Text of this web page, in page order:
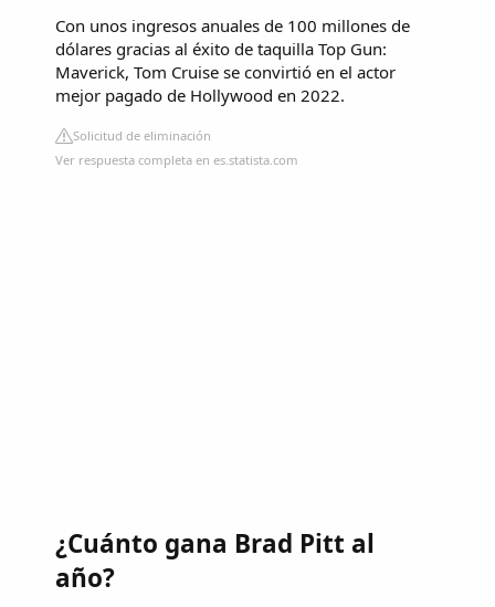
Con unos ingresos anuales de 100 millones de
dólares gracias al éxito de taquilla Top Gun:
Maverick, Tom Cruise se convirtió en el actor
mejor pagado de Hollywood en 2022.
Solicitud de eliminación
Ver respuesta completa en es.statista.com
¿Cuánto gana Brad Pitt al
año?